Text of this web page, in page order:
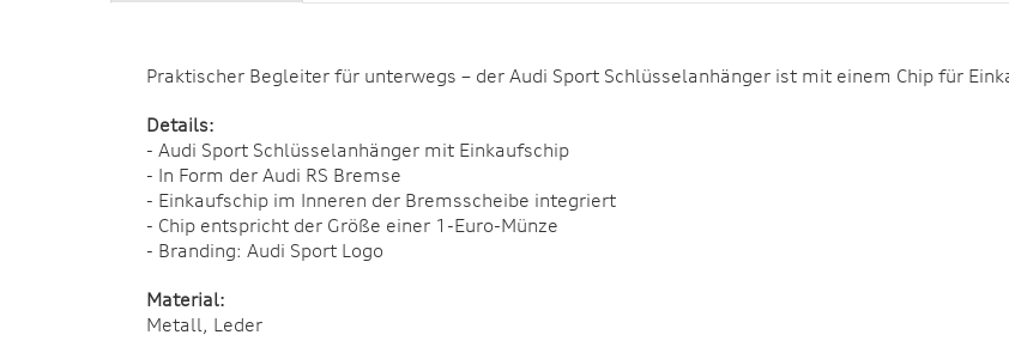
Praktischer Begleiter für unterwegs – der Audi Sport Schlüsselanhänger ist mit einem Chip für
Details:
- Audi Sport Schlüsselanhänger mit Einkaufschip
- In Form der Audi RS Bremse
- Einkaufschip im Inneren der Bremsscheibe integriert
- Chip entspricht der Größe einer 1-Euro-Münze
- Branding: Audi Sport Logo
Material:
Metall, Leder